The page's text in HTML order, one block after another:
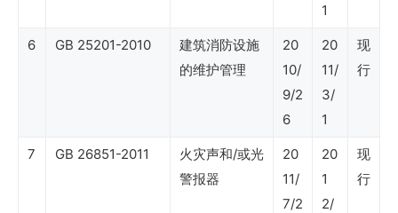
1
6 GB 25201-2010
建筑消防设施
的维护管理
20
10/
9/2
6
20
11/
3/
1
现
行
7 GB 26851-2011
火灾声和/或光
警报器
20
11/
7/2
20
1
2/
现
行